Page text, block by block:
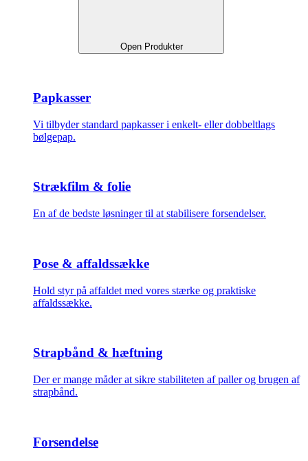
Open Produkter
Papkasser
Vi tilbyder standard papkasser i enkelt- eller dobbeltlags
bølgepap.
Strækfilm & folie
En af de bedste løsninger til at stabilisere forsendelser.
Pose & affaldssække
Hold styr på affaldet med vores stærke og praktiske
affaldssække.
Strapbånd & hæftning
Der er mange måder at sikre stabiliteten af paller og brugen af
strapbånd.
Forsendelse